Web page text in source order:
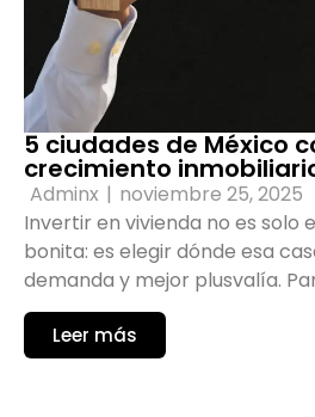
5 ciudades de México
crecimiento
Adminx | noviembre 25, 2025
Invertir en vivienda no es solo
bonita: es elegir dónde esa
demanda y mejor plusvalía.
Leer más